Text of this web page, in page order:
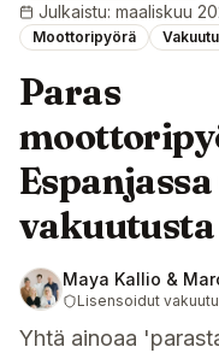
Julkaistu: maaliskuu
Moottoripyörä
Paras
Maya Kallio &
Lisensoidut
Yhtä ainoaa